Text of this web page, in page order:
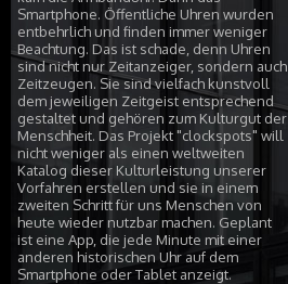
Smartphone. Öffentliche Uhren wurden
entbehrlich und finden immer weniger
Beachtung. Das ist schade, denn Uhren
sind nicht nur Zeitanzeiger, sondern auch
Zeitzeugen. Sie sind vielfach kunstvoll
dem jeweiligen Zeitgeist entsprechend
gestaltet und gehören zum Kulturgut der
Menschheit. Das Projekt "clockspots" will
nicht weniger als einen weltweiten
Katalog dieser Kulturleistung unserer
Vorfahren erstellen und sie in einem
zweiten Schritt für uns Menschen von
heute wieder nutzbar machen. Geplant
ist eine App, die jede Minute mit einer
anderen historischen Uhr auf dem
Smartphone oder Tablet anzeigt.